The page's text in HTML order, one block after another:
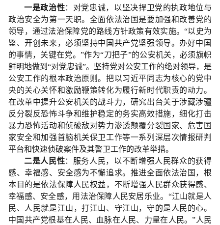
一是政治性：对党忠诚，以坚决捍卫党的执政地位与
政治安全为第一天职。全面依法治国是要加强和改善党的
领导，通过法治保障党的路线方针政策有效实施。“以史为
鉴、开创未来，必须坚持中国共产党坚强领导。办好中国
的事情，关键在党。”作为“刀把子”的公安机关，必须旗帜
鲜明地做到“对党忠诚”。坚持党对公安工作的绝对领导，是
公安工作的根本政治原则。把以习近平同志为核心的党中
央的关心关怀和激励鞭策转化为履行新时代职责的动力。
在改革中提升公安机关的战斗力，研究出台关于涉藏涉疆
反分裂反恐怖斗争和维护稳定的务实高效措施，细化打击
暴力恐怖活动和侦破敌对势力渗透颠覆分裂国家、危害国
家安全和加强首脑机关保卫工作等一系列深层次情报研判
平台和快速侦破案件及其警卫工作的改革举措。
二是人民性：服务人民，以不断增强人民群众的获得
感、幸福感、安全感为不懈追求。推进全面依法治国，根
本目的是依法保障人民权益，不断增强人民群众获得感、
幸福感、安全感，用法治保障人民安居乐业。“江山就是人
民、人民就是江山，打江山、守江山，守的是人民的心。
中国共产党根基在人民、血脉在人民、力量在人民。”人民